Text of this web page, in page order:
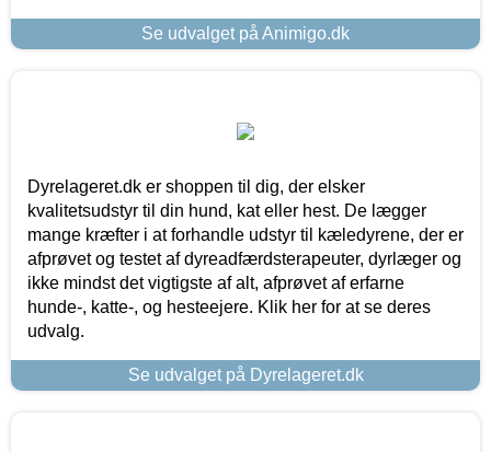
Se udvalget på Animigo.dk
Dyrelageret.dk er shoppen til dig, der elsker
kvalitetsudstyr til din hund, kat eller hest. De lægger
mange kræfter i at forhandle udstyr til kæledyrene, der er
afprøvet og testet af dyreadfærdsterapeuter, dyrlæger og
ikke mindst det vigtigste af alt, afprøvet af erfarne
hunde-, katte-, og hesteejere. Klik her for at se deres
udvalg.
Se udvalget på Dyrelageret.dk